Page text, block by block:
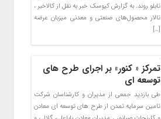
تابلو روند. به گزارش کیوسک خبر به نقل از کالاخبر ،
تالار محصول‌های صنعتی و معدنی میزبان عرضه
[…]
تمرکز « کنور» بر اجرای طرح های
توسعه ای
طی بازدید جمعی از مدیران و کارشناسان شرکت
تامین سرمایه تمدن از طرح های توسعه ای معادن